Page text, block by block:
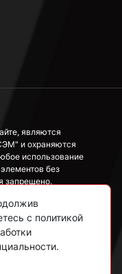
являются
и охраняются
использование
без
запрещено.
исключительно
как
ГК РФ.
с политикой